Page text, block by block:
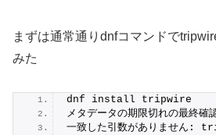
まずは通常通りdnfコマンドで
みた
dnf install tripwire
メタデータの期限切れの最終確
一致した引数がありません: